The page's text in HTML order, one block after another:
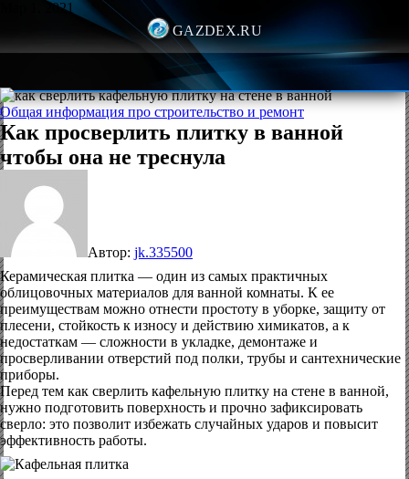
Мар 1, 2021
GAZDEX.RU
Общая информация про строительство и ремонт
Как просверлить плитку в ванной
чтобы она не треснула
Автор: jk.335500
Керамическая плитка — один из самых практичных
облицовочных материалов для ванной комнаты. К ее
преимуществам можно отнести простоту в уборке, защиту от
плесени, стойкость к износу и действию химикатов, а к
недостаткам — сложности в укладке, демонтаже и
просверливании отверстий под полки, трубы и сантехнические
приборы.
Перед тем как сверлить кафельную плитку на стене в ванной,
нужно подготовить поверхность и прочно зафиксировать
сверло: это позволит избежать случайных ударов и повысит
эффективность работы.